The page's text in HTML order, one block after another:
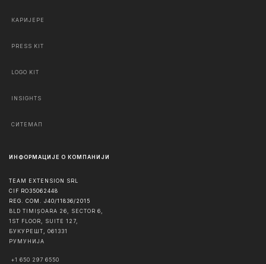
КАРИЈЕРЕ
PRESS KIT
LOGO KIT
INSIGHTS
СИТЕМАП
ИНФОРМАЦИЈЕ О КОМПАНИЈИ
TEAM EXTENSION SRL
CIF RO35062448
REG. COM. J40/11836/2015
BLD TIMIȘOARA 26, SECTOR 6,
1ST FLOOR, SUITE 127,
БУКУРЕШТ, 061331
РУМУНИЈА
+1 650 297 6550